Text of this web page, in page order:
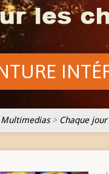
Multimedias> Chaque